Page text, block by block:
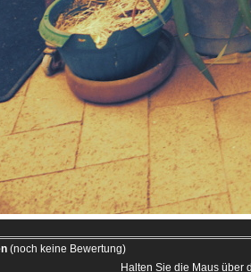
(noch keine Bewertung)
Halten Sie die Maus über